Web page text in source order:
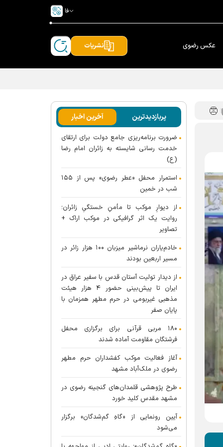
فا
عکس رضوی نشریات
پربازدیدترین آخرین اخبار
ضرورت برنامه‌ریزی جامع دولت برای ارتقای
خدمت رسانی شایسته به زائران امام رضا
(ع)
استمرار محفل «عطر رضوی» پس از ۱۵۵
شب در خمین
از دیوارِ موکب تا مأمنِ خستگیِ زائران؛
روایت یک اثر گرافیکی در موکب اراک +
تصاویر
خادم‌یاران نرماشیر میزبان ۱۰۰ هزار زائر در
مسیر اربعین بودند
از دیدار تولیت آستان قدس با سفیر عراق در
ایران تا پیش‌بینی حضور ۴ هزار هیئت
مذهبی غیربومی در حرم مطهر همزمان با
پایان صفر
۱۸۰ مربی قرآنی برای برگزاری محفل
فرشتگان مقاومت آماده شدند
آغاز فعالیت موکب کفشداران حرم مطهر
رضوی در ملک‌آباد مشهد
طرح پژوهشی قلمدان‌های گنجینه رضوی در
مشهد مقدس کلید خورد
آیین رونمایی از «گاهِ گم‌شدگان» برگزار
می‌شود